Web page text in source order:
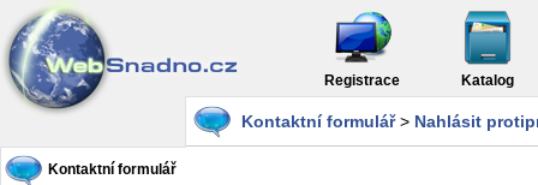
Registrace Katalog
Kontaktní formulář
Kontaktní formulář> Nahlásit